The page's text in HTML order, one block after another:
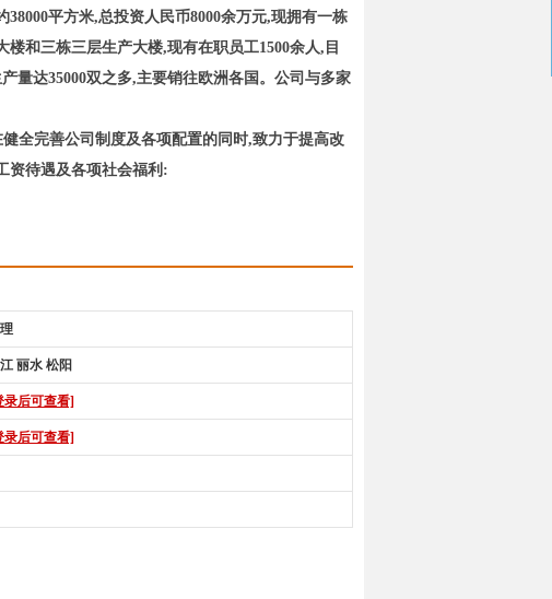
平方米,总投资人民币8000余万元,现拥有一栋
和三栋三层生产大楼,现有在职员工1500余人,目
量达35000双之多,主要销往欧洲各国。公司与多家
全完善公司制度及各项配置的同时,致力于提高改
资待遇及各项社会福利:
丽水 松阳
录后可查看]
录后可查看]